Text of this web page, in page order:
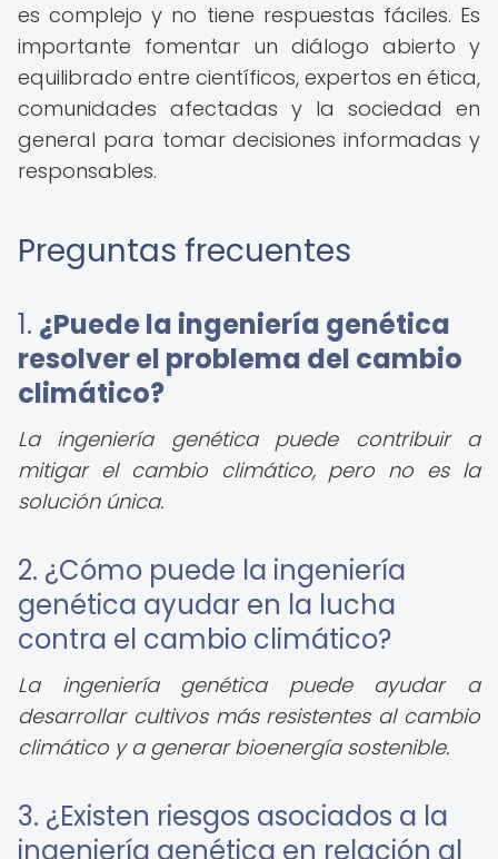
es complejo y no tiene respuestas fáciles. Es
importante fomentar un diálogo abierto y
equilibrado entre científicos, expertos en ética,
comunidades afectadas y la sociedad en
general para tomar decisiones informadas y
responsables.
Preguntas frecuentes
1. ¿Puede la ingeniería genética
resolver el problema del cambio
climático?
La ingeniería genética puede contribuir a
mitigar el cambio climático, pero no es la
solución única.
2. ¿Cómo puede la ingeniería
genética ayudar en la lucha
contra el cambio climático?
La ingeniería genética puede ayudar a
desarrollar cultivos más resistentes al cambio
climático y a generar bioenergía sostenible.
3. ¿Existen riesgos asociados a la
ingeniería genética en relación al